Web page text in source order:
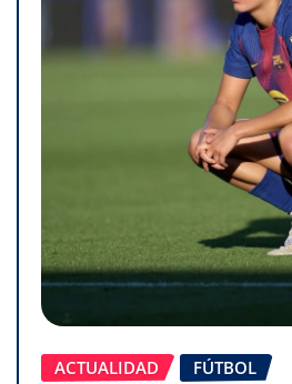
ACTUALIDAD
FÚTBOL